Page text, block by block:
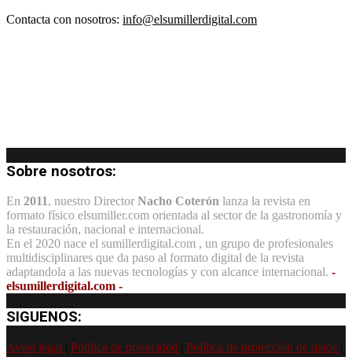
Contacta con nosotros: info@elsumillerdigital.com
Sobre nosotros:
En 2011, nuestro Director Nacho Coterón lanza la revista en
formato físico elsumiller.com orientada al sector de la gastronomía y
la restauración, nacional e internacional.
En el 2020 nace el sumillerdigital.com , un grupo de profesionales
multidisciplinares que da paso al formato digital de la revista
adaptandola a las nuevas tecnologías y con alcance internacional. -
elsumillerdigital.com -
SIGUENOS:
Aviso legal Política de privacidad Política de protección de datos